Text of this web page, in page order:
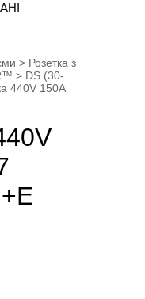
> Розетка з
> DS (30-
440V 150A